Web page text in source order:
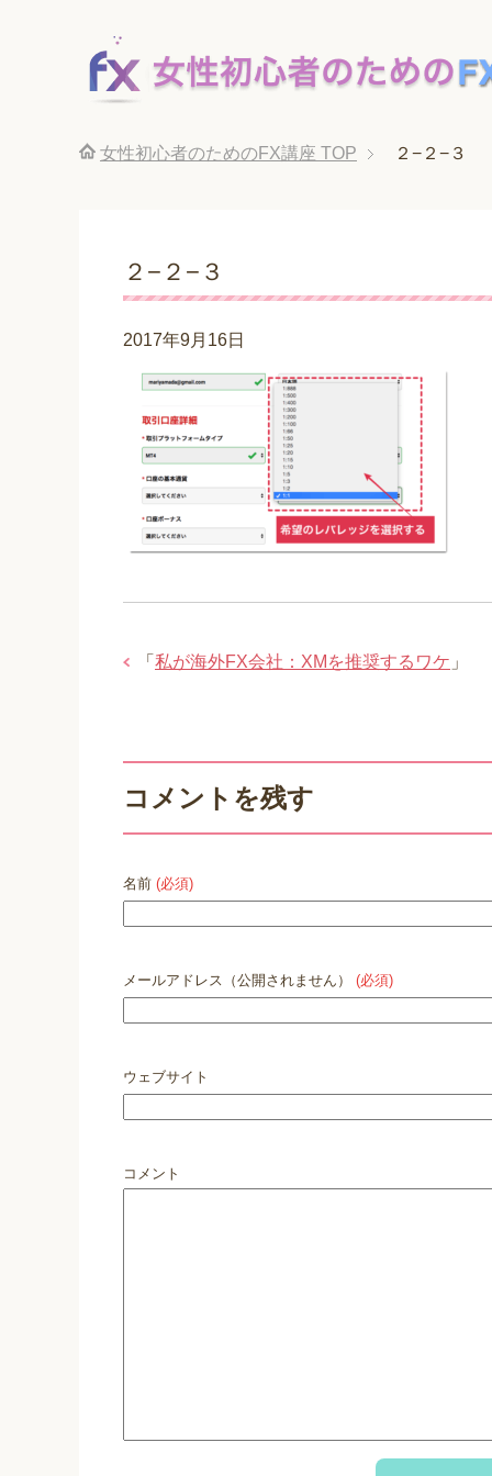
女性初心者のためのFX講座 TOP ２−２−３
２−２−３
2017年9月16日
「 私が海外FX会社：XMを推奨するワケ 」
コメントを残す
名前 (必須)
メールアドレス（公開されません） (必須)
ウェブサイト
コメント